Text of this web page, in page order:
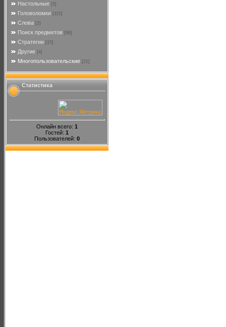
Настольные [5]
Головоломки [115]
Слова [2]
Поиск предметов [68]
Стратегии [15]
Другие [4]
Многопользовательские [21]
Статистика
Онлайн всего: 1
Гостей: 1
Пользователей: 0